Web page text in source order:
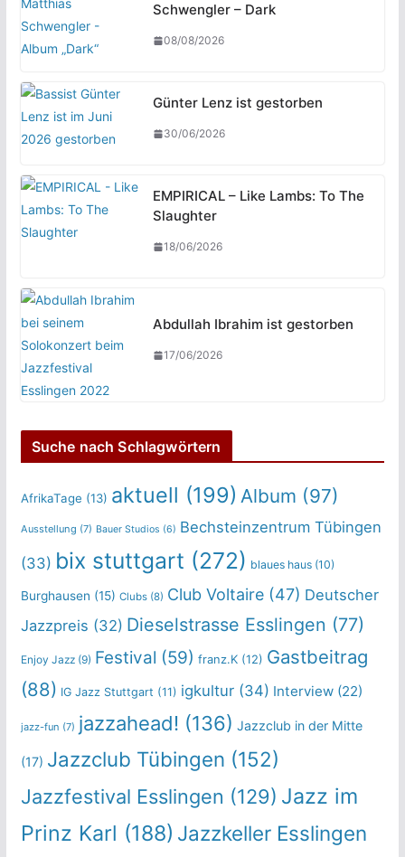
Schwengler – Dark
08/08/2026
Günter Lenz ist gestorben
30/06/2026
EMPIRICAL – Like Lambs: To The
Slaughter
18/06/2026
Abdullah Ibrahim ist gestorben
17/06/2026
Suche nach Schlagwörtern
AfrikaTage (13) aktuell (199) Album (97)
Ausstellung (7) Bauer Studios (6) Bechsteinzentrum Tübingen
(33) bix stuttgart (272) blaues haus(10)
Burghausen (15) Clubs(8) Club Voltaire(47) Deutscher
Jazzpreis (32) Dieselstrasse Esslingen (77)
Enjoy Jazz(9) Festival (59) franz.K(12) Gastbeitrag
(88) IG Jazz Stuttgart (11) igkultur(34) Interview(22)
jazz-fun (7) jazzahead! (136) Jazzclub in der Mitte
(17) Jazzclub Tübingen (152)
Jazzfestival Esslingen (129) Jazz im
Prinz Karl (188) Jazzkeller Esslingen